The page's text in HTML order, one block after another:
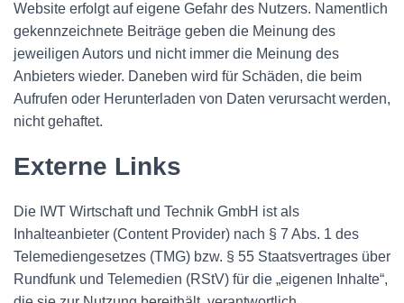
Website erfolgt auf eigene Gefahr des Nutzers. Namentlich
gekennzeichnete Beiträge geben die Meinung des
jeweiligen Autors und nicht immer die Meinung des
Anbieters wieder. Daneben wird für Schäden, die beim
Aufrufen oder Herunterladen von Daten verursacht werden,
nicht gehaftet.
Externe Links
Die IWT Wirtschaft und Technik GmbH ist als
Inhalteanbieter (Content Provider) nach § 7 Abs. 1 des
Telemediengesetzes (TMG) bzw. § 55 Staatsvertrages über
Rundfunk und Telemedien (RStV) für die „eigenen Inhalte“,